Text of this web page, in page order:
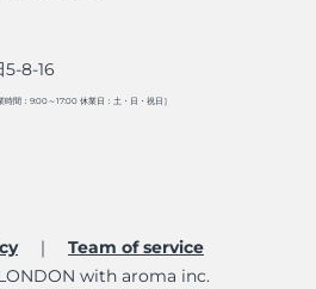
5-8-16
時間：9:00～17:00 休業日：土・日・祝日］
｜ Team of service​
with aroma inc.